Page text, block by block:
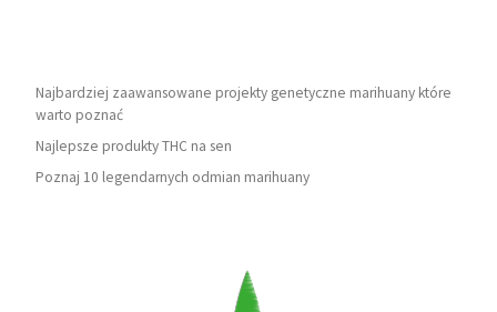
Najbardziej zaawansowane projekty genetyczne marihuany które
warto poznać
Najlepsze produkty THC na sen
Poznaj 10 legendarnych odmian marihuany